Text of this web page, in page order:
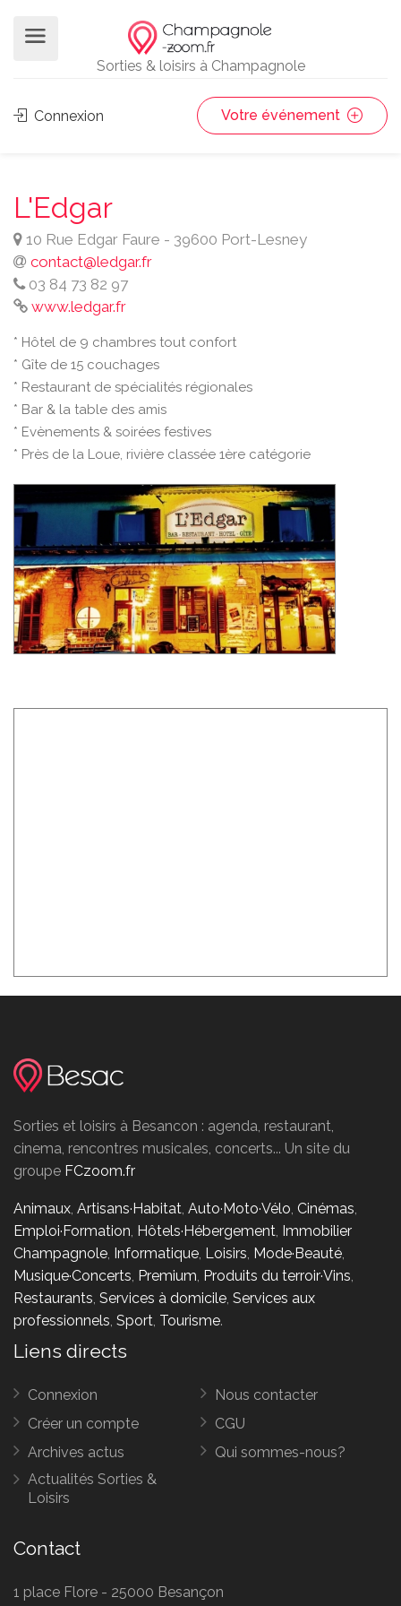
Sorties & loisirs à Champagnole
Connexion Votre événement
L'Edgar
10 Rue Edgar Faure - 39600 Port-Lesney
contact@ledgar.fr
03 84 73 82 97
www.ledgar.fr
* Hôtel de 9 chambres tout confort
* Gîte de 15 couchages
* Restaurant de spécialités régionales
* Bar & la table des amis
* Evènements & soirées festives
* Près de la Loue, rivière classée 1ère catégorie
Sorties et loisirs à Besancon : agenda, restaurant,
cinema, rencontres musicales, concerts... Un site du
groupe FCzoom.fr
Animaux Artisans·Habitat Auto·Moto·Vélo Cinémas
Emploi·Formation Hôtels·Hébergement Immobilier
Champagnole Informatique Loisirs Mode·Beauté
Musique·Concerts Premium Produits du terroir·Vins
Restaurants Services à domicile Services aux
professionnels Sport Tourisme.
Liens directs
Connexion
Créer un compte
Archives actus
Actualités Sorties &
Loisirs
Nous contacter
CGU
Qui sommes-nous?
Contact
1 place Flore - 25000 Besançon